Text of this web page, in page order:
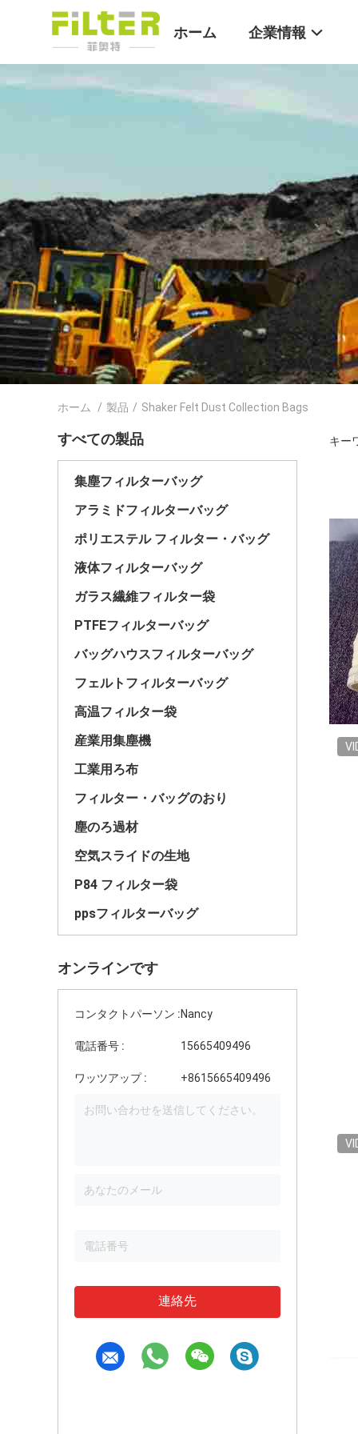
ホーム 企業情報
ホーム / 製品 / Shaker Felt Dust Collection Bags
すべての製品
集塵フィルターバッグ
アラミドフィルターバッグ
ポリエステル フィルター・バッグ
液体フィルターバッグ
ガラス繊維フィルター袋
PTFEフィルターバッグ
バッグハウスフィルターバッグ
フェルトフィルターバッグ
高温フィルター袋
産業用集塵機
工業用ろ布
フィルター・バッグのおり
塵のろ過材
空気スライドの生地
P84 フィルター袋
ppsフィルターバッグ
オンラインです
コンタクトパーソン :Nancy
電話番号 : 15665409496
ワッツアップ : +8615665409496
連絡先
キー